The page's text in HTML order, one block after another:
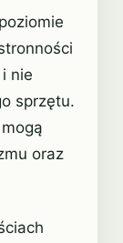
nie
sprzętu.
mogą
oraz